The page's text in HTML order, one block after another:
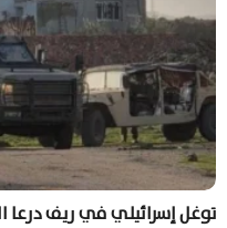
توغل إسرائيلي في ريف